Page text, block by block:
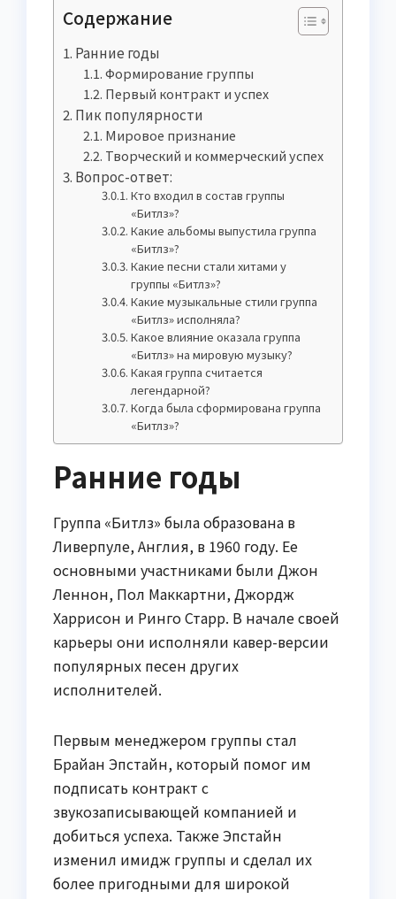
Содержание
Ранние годы
Формирование группы
Первый контракт и успех
Пик популярности
Мировое признание
Творческий и коммерческий успех
Вопрос-ответ:
Кто входил в состав группы
«Битлз»?
Какие альбомы выпустила группа
«Битлз»?
Какие песни стали хитами у
группы «Битлз»?
Какие музыкальные стили группа
«Битлз» исполняла?
Какое влияние оказала группа
«Битлз» на мировую музыку?
Какая группа считается
легендарной?
Когда была сформирована группа
«Битлз»?
Ранние годы
Группа «Битлз» была образована в
Ливерпуле, Англия, в 1960 году. Ее
основными участниками были Джон
Леннон, Пол Маккартни, Джордж
Харрисон и Ринго Старр. В начале своей
карьеры они исполняли кавер-версии
популярных песен других
исполнителей.
Первым менеджером группы стал
Брайан Эпстайн, который помог им
подписать контракт с
звукозаписывающей компанией и
добиться успеха. Также Эпстайн
изменил имидж группы и сделал их
более пригодными для широкой